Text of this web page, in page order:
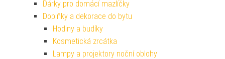
Dárky pro domácí mazlíčky
Doplňky a dekorace do bytu
Hodiny a budíky
Kosmetická zrcátka
Lampy a projektory noční oblohy